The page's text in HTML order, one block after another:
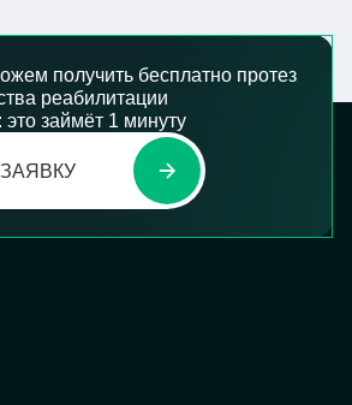
получить бесплатно протез
реабилитации
это займёт 1 минуту